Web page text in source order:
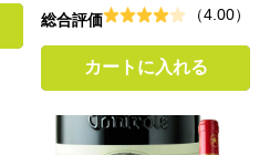
総合評価 （4.00）
カートに入れる